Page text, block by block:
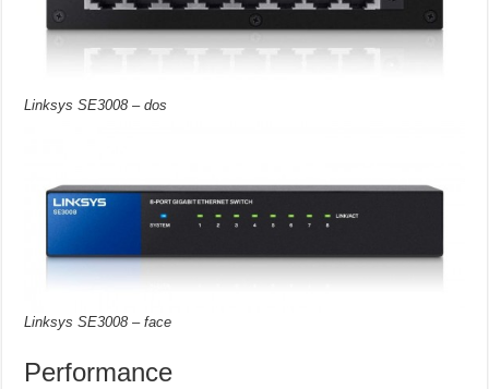
Linksys SE3008 – dos
Linksys SE3008 – face
Performance